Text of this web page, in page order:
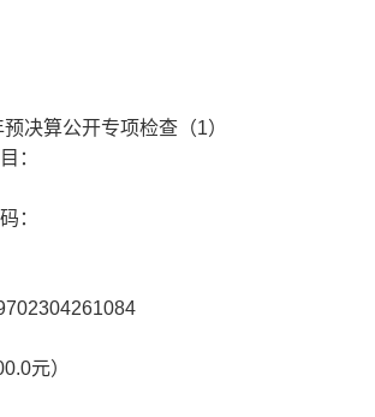
决算公开专项检查（1）
：
：
元）